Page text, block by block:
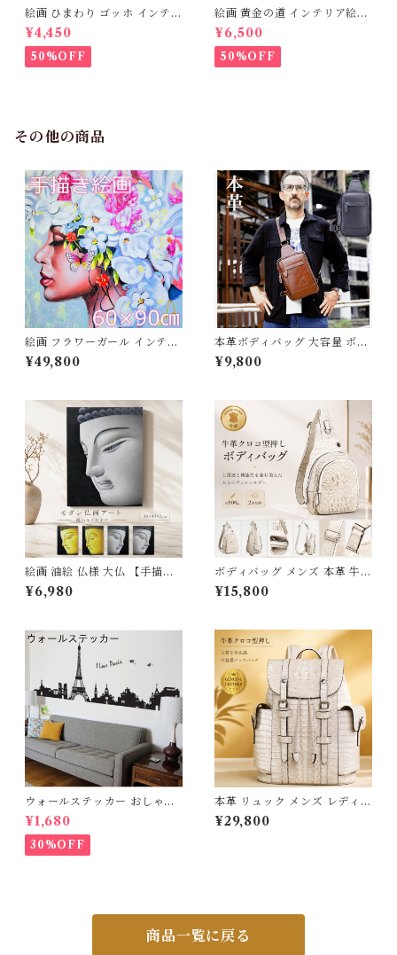
絵画 ひまわり ゴッホ インテリ
ア絵画 油絵 複製画 レプリカ
模写 アートパネル インテリア
壁掛け 風景画 油絵 ポスター
アート アートパネル リビング
¥4,450
50%OFF
絵画 黄金の道 インテリア絵画
肉筆油絵 アートパネル インテ
リア 壁掛け 風景画 油絵 ポス
ター アート アートパネル リビ
ング 玄関 プレゼント モダン
¥6,500
50%OFF
その他の商品
絵画 フラワーガール インテリ
ア絵画 アートパネル インテリ
ア 壁掛け 風景画 油絵 ポスタ
ートフレーム おしゃれ 飾る 巣
ごもり 60×90ｃｍ 送料無料
¥49,800
本革ボディバッグ 大容量 ボデ
ィバッグ 本革 メンズ 牛革 オ
イルレザー アウトドア 旅行 レ
ワンショルダーバッグ あす楽
送料無料 父の日 351003_ee
¥9,800
絵画 油絵 仏様 大仏 【手描き
肉筆画】 アートパネル 30×40
cm 木枠張り 壁掛け インテリ
関 寝室 店舗 サロン 壁飾り 新
築祝い 開業祝い お祝い プレゼ
ント 送料無料 3Qee 139999
¥6,980
ボディバッグ メンズ 本革 牛革
クロコ型押し ワンショルダー
バッグ 斜めがけ 大きめ 2WA
ュー高評価 質感・サイズ感に
満足 経年変化を楽しむ 大人カ
ジュアル 旅行 アウトドア ギフ
ト 3Qee 576328_qz
¥15,800
ウォールステッカー おしゃれ
エッフェル塔 モノトーンパリ
の夜景 シール 賃貸OK はがせ
る DIY 模様替え インテリア
フランス 仏国 巴里 エッフェル
¥1,680
30%OFF
本革 リュック メンズ レディー
ス ビジネスリュック 大容量 撥
水 15.6インチ PC対応 a4 バ
¥29,800
商品一覧に戻る